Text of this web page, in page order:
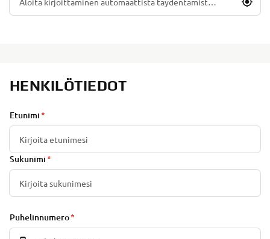
HENKILÖTIEDOT
Etunimi
Sukunimi
Puhelinnumero